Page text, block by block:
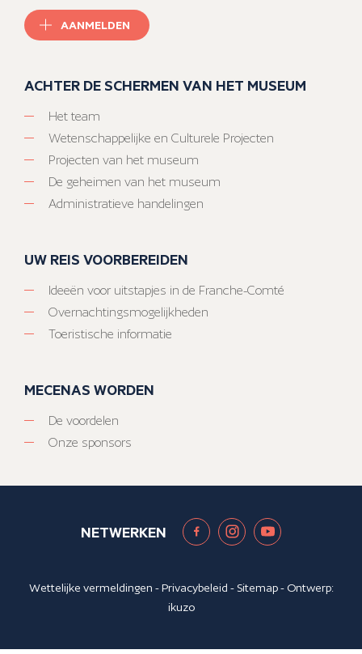
AANMELDEN
ACHTER DE SCHERMEN VAN HET MUSEUM
Het team
Wetenschappelijke en Culturele Projecten
Projecten van het museum
De geheimen van het museum
Administratieve handelingen
UW REIS VOORBEREIDEN
Ideeën voor uitstapjes in de Franche-Comté
Overnachtingsmogelijkheden
Toeristische informatie
MECENAS WORDEN
De voordelen
Onze sponsors
NETWERKEN
Wettelijke vermeldingen -Privacybeleid - Sitemap- Ontwerp:
ikuzo